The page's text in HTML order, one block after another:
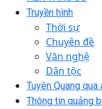
Truyền hình
Thời sự
Chuyên đề
Văn nghệ
Dân tộc
Tuyên Quang qua
Thông tin quảng